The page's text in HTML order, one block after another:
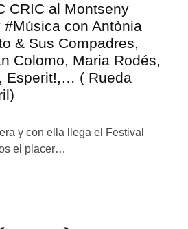
CRIC al Montseny
#Música con Antònia
& Sus Compadres,
Colomo, Maria Rodés,
Esperit!,… ( Rueda
y con ella llega el Festival
el placer…